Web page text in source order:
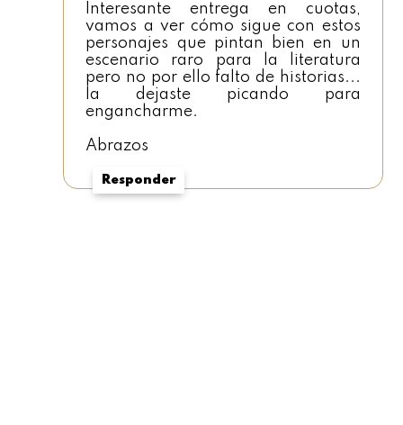
Interesante entrega en cuotas,
vamos a ver cómo sigue con estos
personajes que pintan bien en un
escenario raro para la literatura
pero no por ello falto de historias...
la dejaste picando para
engancharme.
Abrazos
Responder